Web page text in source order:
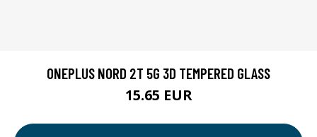
ONEPLUS NORD 2T 5G 3D TEMPERED GLASS
15.65 EUR